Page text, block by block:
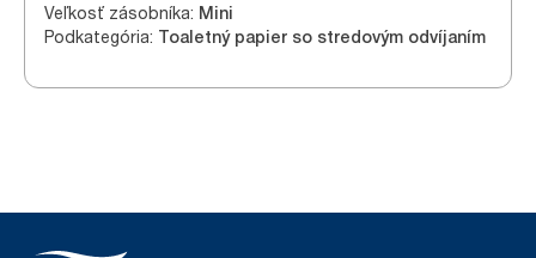
Veľkosť zásobníka: Mini
Podkategória: Toaletný papier so stredovým odvíjaním